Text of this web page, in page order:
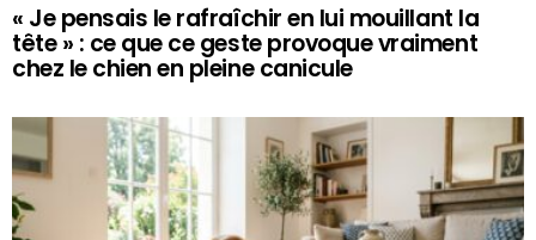
« Je pensais le rafraîchir en lui mouillant la
tête » : ce que ce geste provoque vraiment
chez le chien en pleine canicule